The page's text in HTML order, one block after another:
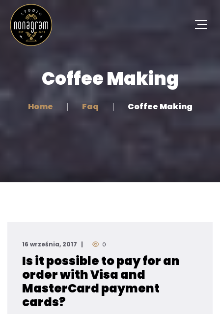
Coffee Making
Home Faq Coffee Making
16 września, 2017 0
Is it possible to pay for an
order with Visa and
MasterCard payment
cards?